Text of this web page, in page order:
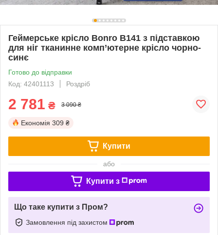
Геймерське крісло Bonro B141 з підставкою
для ніг тканинне комп’ютерне крісло чорно-
синє
Готово до відправки
Код: 42401113
Роздріб
2 781 ₴ 3 090 ₴
Економія 309 ₴
Купити
або
Купити з
Що таке купити з Пром?
Замовлення під захистом